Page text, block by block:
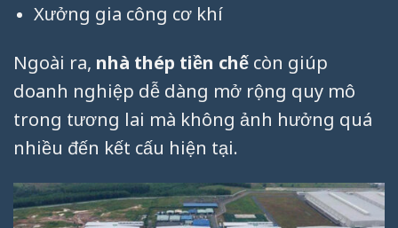
Xưởng gia công cơ khí
Ngoài ra, nhà thép tiền chế còn giúp
doanh nghiệp dễ dàng mở rộng quy mô
trong tương lai mà không ảnh hưởng quá
nhiều đến kết cấu hiện tại.